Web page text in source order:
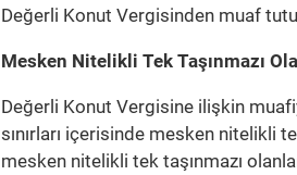
Değerli Konut Vergisinden muaf
Mesken Nitelikli Tek Taşınmazı
Değerli Konut Vergisine ilişkin
sınırları içerisinde mesken nitelikli
mesken nitelikli tek taşınmazı